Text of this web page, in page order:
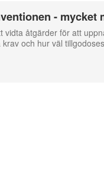
- mycket
vidta åtgärder för att
och hur väl